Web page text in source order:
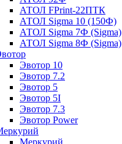
АТОЛ FPrint-22ПТК
АТОЛ Sigma 10 (150Ф)
АТОЛ Sigma 7Ф (Sigma)
АТОЛ Sigma 8Ф (Sigma)
Эвотор 10
Эвотор 7.2
Эвотор 5
Эвотор 5I
Эвотор 7.3
Эвотор Power
Меркурий